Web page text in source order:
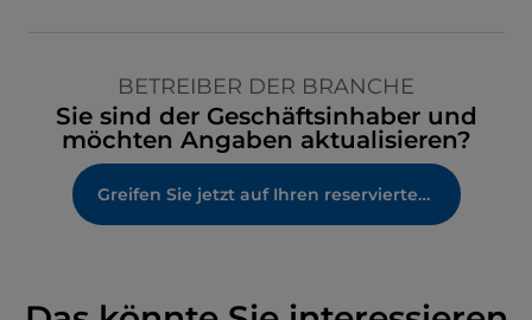
BETREIBER DER BRANCHE
Sie sind der Geschäftsinhaber und
möchten Angaben aktualisieren?
Greifen Sie jetzt auf Ihren reservierten Bereich zu